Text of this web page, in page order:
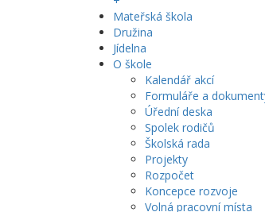
Mateřská škola
Družina
Jídelna
O škole
Kalendář akcí
Formuláře a
Úřední deska
Spolek rodičů
Školská rada
Projekty
Rozpočet
Koncepce rozvoje
Volná pracovní místa